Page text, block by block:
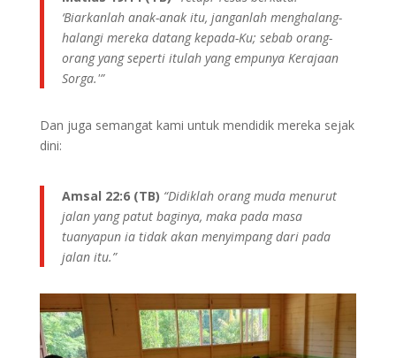
‘Biarkanlah anak-anak itu, janganlah menghalang-
halangi mereka datang kepada-Ku; sebab orang-
orang yang seperti itulah yang empunya Kerajaan
Sorga.'”
Dan juga semangat kami untuk mendidik mereka sejak
dini:
Amsal 22:6 (TB) “Didiklah orang muda menurut
jalan yang patut baginya, maka pada masa
tuanyapun ia tidak akan menyimpang dari pada
jalan itu.”